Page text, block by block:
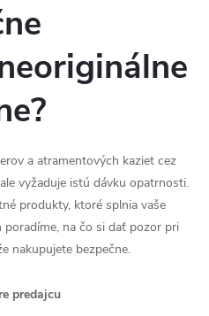
a atramentových kaziet cez
vyžaduje istú dávku opatrnosti.
produkty, ktoré splnia vaše
na čo si dať pozor pri
nakupujete bezpečne.
predajcu